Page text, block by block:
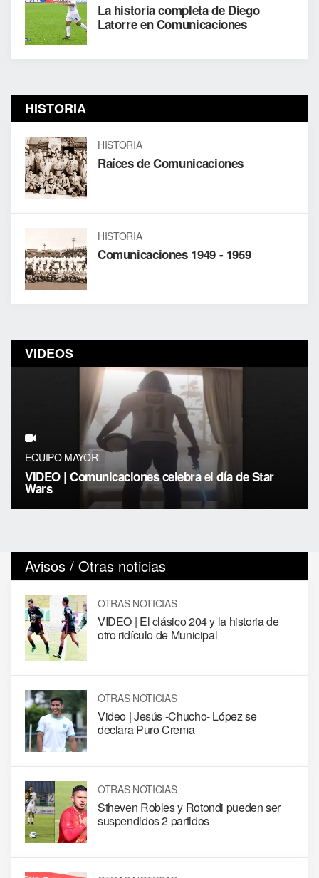
La historia completa de Diego
Latorre en Comunicaciones
HISTORIA
HISTORIA
Raíces de Comunicaciones
HISTORIA
Comunicaciones 1949 - 1959
VIDEOS
EQUIPO MAYOR
VIDEO | Comunicaciones celebra el día de Star
Wars
Avisos / Otras noticias
OTRAS NOTICIAS
VIDEO | El clásico 204 y la historia de
otro ridículo de Municipal
OTRAS NOTICIAS
Video | Jesús -Chucho- López se
declara Puro Crema
OTRAS NOTICIAS
Stheven Robles y Rotondi pueden ser
suspendidos 2 partidos